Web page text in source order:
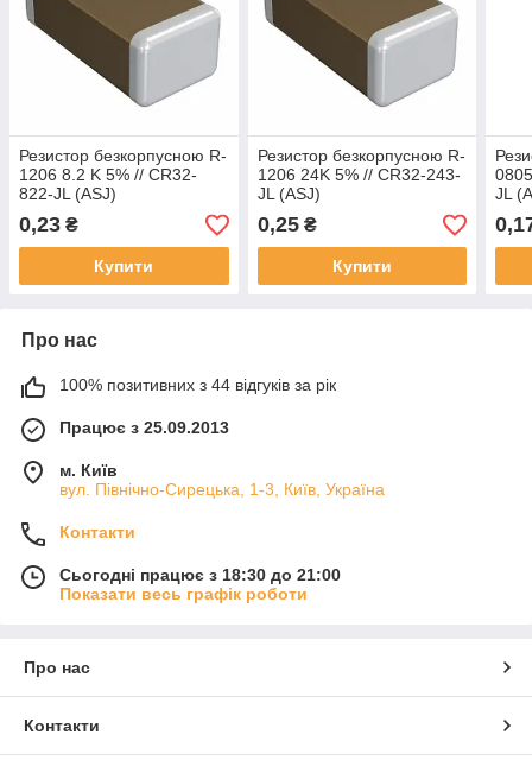
Резистор безкорпусною R-
1206 8.2 K 5% // CR32-
822-JL (ASJ)
0,23 ₴
Купити
Резистор безкорпусною R-
1206 24K 5% // CR32-243-
JL (ASJ)
0,25₴
Купити
JL
Про нас
100% позитивних з 44 відгуків за рік
Працює з 25.09.2013
м. Київ
вул. Північно-Сирецька, 1-3, Київ, Україна
Контакти
Сьогодні працює з 18:30 до 21:00
Показати весь графік роботи
Про нас
Контакти